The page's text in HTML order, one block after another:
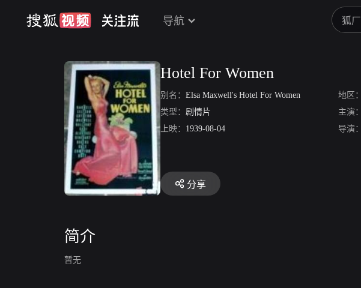
导航
Hotel For Women
别名： Elsa Maxwell's Hotel For Women 地区：
类型： 剧情片 主演：
上映： 1939-08-04 导演：
分享
简介
暂无